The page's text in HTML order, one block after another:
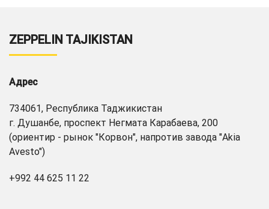
ZEPPELIN TAJIKISTAN
Адрес
734061, Республика Таджикистан
г. Душанбе, проспект Негмата Карабаева, 200
(ориентир - рынок "Корвон", напротив завода "Akia
Avesto")
+992 44 625 11 22